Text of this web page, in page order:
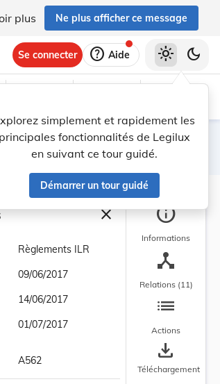
plus Ne plus afficher ce message
Se connecter help Aide
simplement et rapidement les
principales fonctionnalités de Legilux
en suivant ce tour guidé.
Démarrer un tour guidé
light_mode dark_mode
Lancer la recherche
Filtres
closeFermer la barre
Règlements ILR
09/06/2017
14/06/2017
01/07/2017
A562
info
Informations
device_hub
Relations (11)
list
Actions
save_alt
Téléchargement